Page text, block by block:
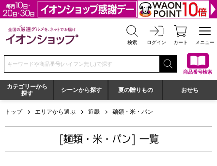
全国の厳選グルメを、ネットでお届け イオンショップ
検索 ログイン カート メニュー
検索キーワードまたは商品番号を入力してください
商品番号検索
カテゴリーから
探す
シーンから探す 夏の贈りもの おせち
トップ エリアから選ぶ 近畿 麺類・米・パン
[麺類・米・パン] 一覧